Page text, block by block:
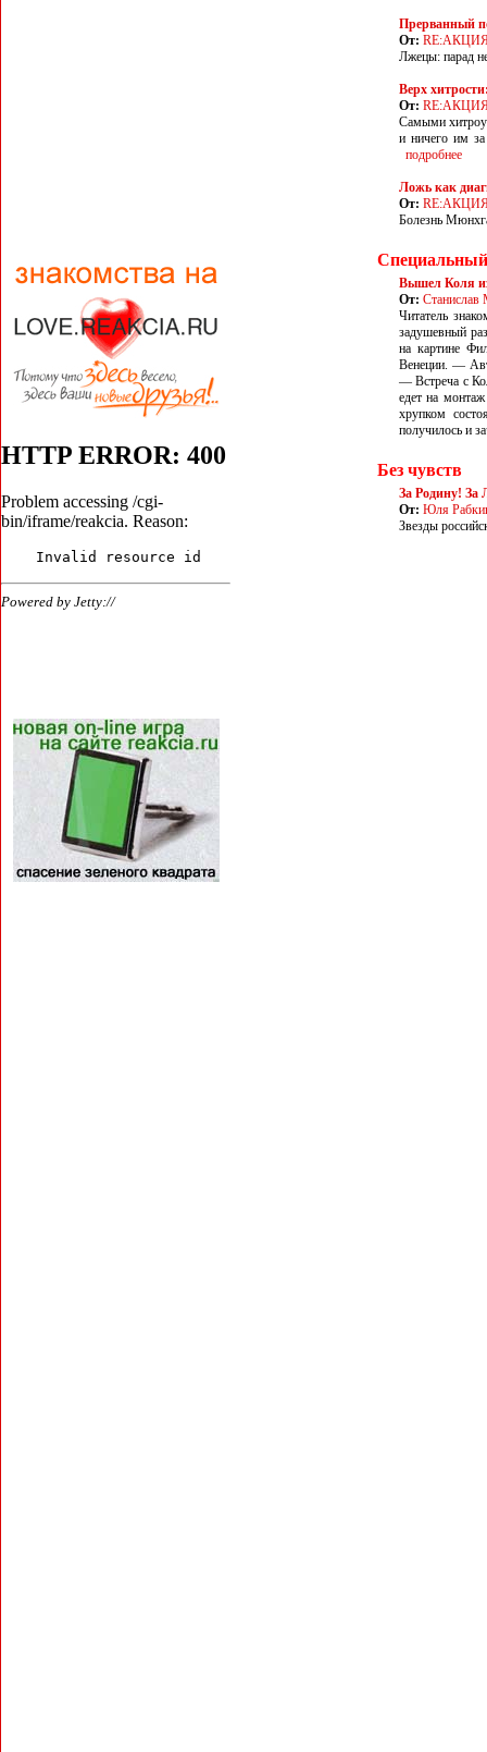
Прерванный
От:
Лжецы: парад
Верх
От:
Самыми
и ничего им
подробнее
Ложь как
От:
Болезнь
Вышел Коля
От: Станислав
Читатель
задушевный
на картине
Венеции. —
— Встреча с
едет на
хрупком
получилось и
Без чувств
За Родину! За
От: Юля
Звезды